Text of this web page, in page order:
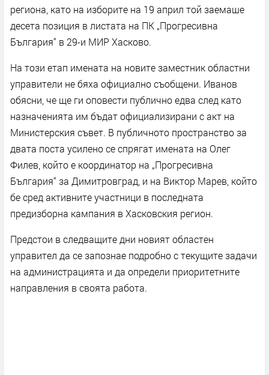
региона, като на изборите на 19 април той заемаше
десета позиция в листата на ПК „Прогресивна
България“ в 29-и МИР Хасково.
На този етап имената на новите заместник областни
управители не бяха официално съобщени. Иванов
обясни, че ще ги оповести публично едва след като
назначенията им бъдат официализирани с акт на
Министерския съвет. В публичното пространство за
двата поста усилено се спрягат имената на Олег
Филев, който е координатор на „Прогресивна
България“ за Димитровград, и на Виктор Марев, който
бе сред активните участници в последната
предизборна кампания в Хасковския регион.
Предстои в следващите дни новият областен
управител да се запознае подробно с текущите задачи
на администрацията и да определи приоритетните
направления в своята работа.